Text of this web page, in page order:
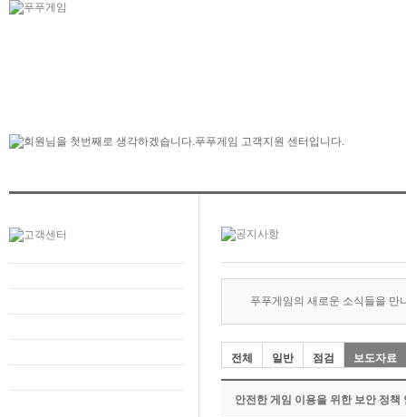
푸푸게임의 새로운 소식들을 만
전체 일반 점검 보도자료
안전한 게임 이용을 위한 보안 정책